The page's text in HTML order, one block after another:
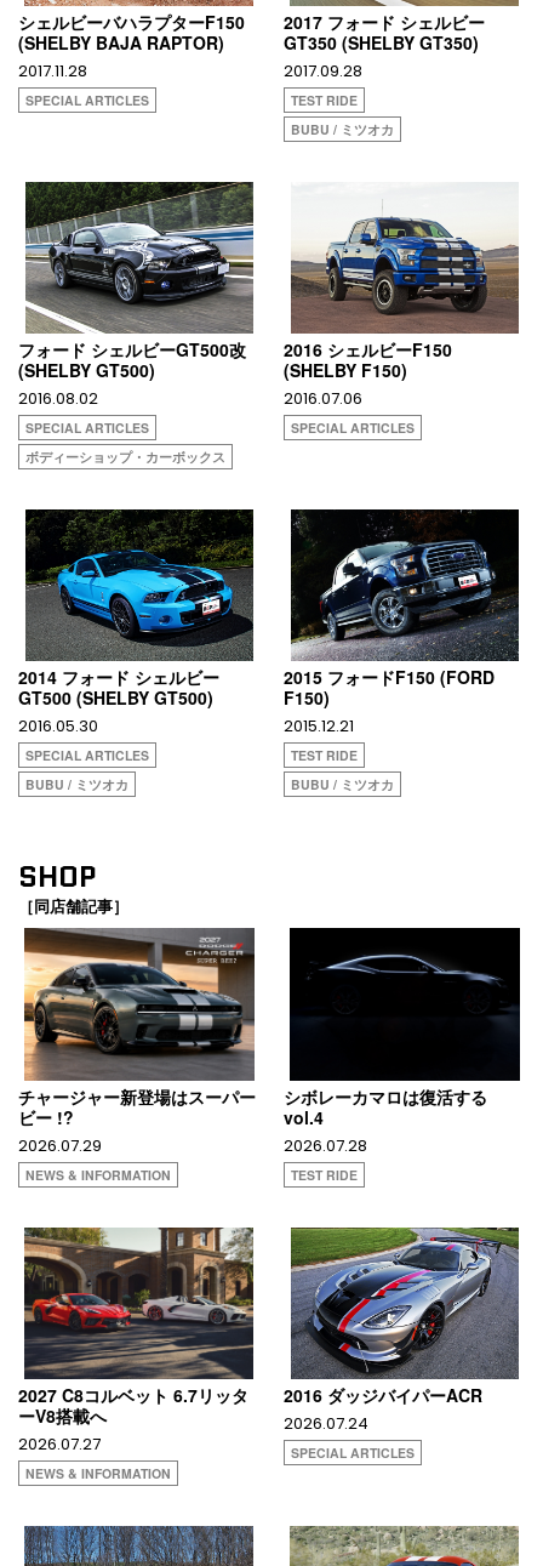
シェルビーバハラプターF150
(SHELBY BAJA RAPTOR)
2017.11.28
SPECIAL ARTICLES
2017 フォード シェルビー
GT350 (SHELBY GT350)
2017.09.28
TEST RIDE
BUBU / ミツオカ
フォード シェルビーGT500改
(SHELBY GT500)
2016.08.02
SPECIAL ARTICLES
ボディーショップ・カーボックス
2016 シェルビーF150
(SHELBY F150)
2016.07.06
SPECIAL ARTICLES
2014 フォード シェルビー
GT500 (SHELBY GT500)
2016.05.30
SPECIAL ARTICLES
BUBU / ミツオカ
2015 フォードF150 (FORD
F150)
2015.12.21
TEST RIDE
BUBU / ミツオカ
SHOP
［同店舗記事］
チャージャー新登場はスーパー
ビー !?
2026.07.29
NEWS & INFORMATION
シボレーカマロは復活する
vol.4
2026.07.28
TEST RIDE
2027 C8コルベット 6.7リッタ
ーV8搭載へ
2026.07.27
NEWS & INFORMATION
2016 ダッジバイパーACR
2026.07.24
SPECIAL ARTICLES